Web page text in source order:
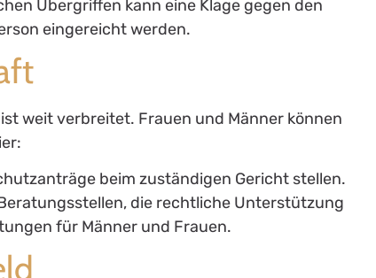
Übergriffen kann eine Klage gegen den
eingereicht werden.
weit verbreitet. Frauen und Männer können
beim zuständigen Gericht stellen.
die rechtliche Unterstützung
für Männer und Frauen.